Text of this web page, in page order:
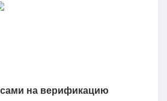
на верификацию